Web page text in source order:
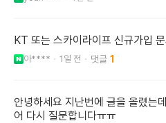
KT 또는 스카이라이프 신규가입
아**** 1일 전 1
안녕하세요 지난번에 글을 올렸는
어 다시 질문합니다ㅠㅠ